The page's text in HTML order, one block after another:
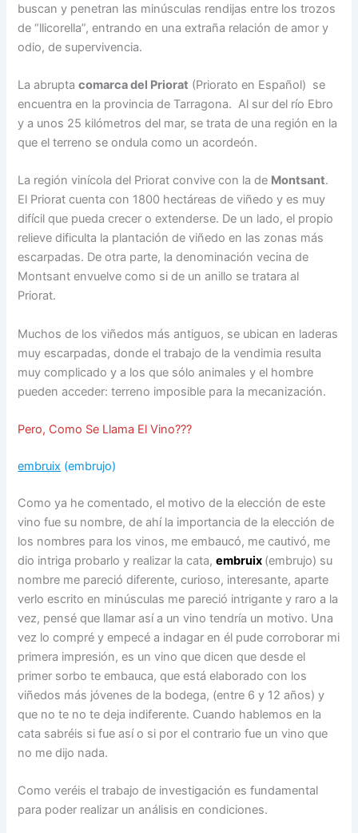
buscan y penetran las minúsculas rendijas entre los trozos
de “llicorella”, entrando en una extraña relación de amor y
odio, de supervivencia.
La abruptacomarca del Priorat (Priorato en Español) se
encuentra en la provincia de Tarragona. Al sur del río Ebro
y a unos 25 kilómetros del mar, se trata de una región en la
que el terreno se ondula como un acordeón.
La región vinícola del Priorat convive con la de Montsant.
El Priorat cuenta con 1800 hectáreas de viñedo y es muy
difícil que pueda crecer o extenderse. De un lado, el propio
relieve dificulta la plantación de viñedo en las zonas más
escarpadas. De otra parte, la denominación vecina de
Montsant envuelve como si de un anillo se tratara al
Priorat.
Muchos de los viñedos más antiguos, se ubican en laderas
muy escarpadas, donde el trabajo de la vendimia resulta
muy complicado y a los que sólo animales y el hombre
pueden acceder: terreno imposible para la mecanización.
Pero, Como Se Llama El Vino???
embruix (embrujo)
Como ya he comentado, el motivo de la elección de este
vino fue su nombre, de ahí la importancia de la elección de
los nombres para los vinos, me embaucó, me cautivó, me
dio intriga probarlo y realizar la cata,embruix (embrujo) su
nombre me pareció diferente, curioso, interesante, aparte
verlo escrito en minúsculas me pareció intrigante y raro a la
vez, pensé que llamar así a un vino tendría un motivo. Una
vez lo compré y empecé a indagar en él pude corroborar mi
primera impresión, es un vino que dicen que desde el
primer sorbo te embauca, que está elaborado con los
viñedos más jóvenes de la bodega, (entre 6 y 12 años) y
que no te no te deja indiferente. Cuando hablemos en la
cata sabréis si fue así o si por el contrario fue un vino que
no me dijo nada.
Como veréis el trabajo de investigación es fundamental
para poder realizar un análisis en condiciones.